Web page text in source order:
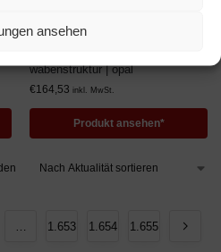
ansehen
76/18 | 5 Stück | 2,5 mm | Breite
wabenstruktur | opal
€164,53 inkl. MwSt.
Produkt ansehen*
… 1.653 1.654 1.655